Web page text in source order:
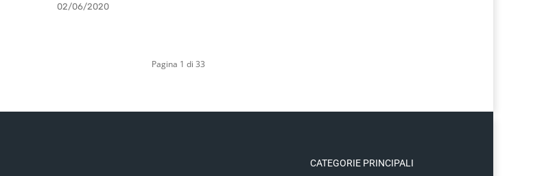
02/06/2020
Pagina 1 di 33
CATEGORIE PRINCIPALI